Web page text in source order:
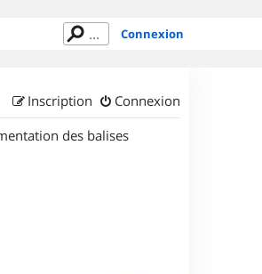
Connexion
Connexion
Inscription
des balises